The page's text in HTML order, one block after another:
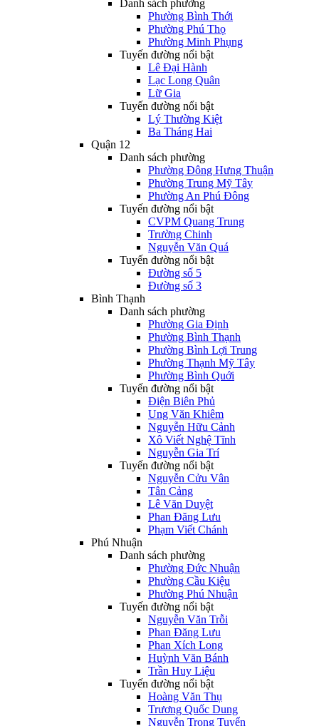
Danh sách phường
Phường Bình Thới
Phường Phú Thọ
Phường Minh Phụng
Tuyến đường nổi bật
Lê Đại Hành
Lạc Long Quân
Lữ Gia
Tuyến đường nổi bật
Lý Thường Kiệt
Ba Tháng Hai
Quận 12
Danh sách phường
Phường Đông Hưng Thuận
Phường Trung Mỹ Tây
Phường An Phú Đông
Tuyến đường nổi bật
CVPM Quang Trung
Trường Chinh
Nguyễn Văn Quá
Tuyến đường nổi bật
Đường số 5
Đường số 3
Bình Thạnh
Danh sách phường
Phường Gia Định
Phường Bình Thạnh
Phường Bình Lợi Trung
Phường Thạnh Mỹ Tây
Phường Bình Quới
Tuyến đường nổi bật
Điện Biên Phủ
Ung Văn Khiêm
Nguyễn Hữu Cảnh
Xô Viết Nghệ Tĩnh
Nguyễn Gia Trí
Tuyến đường nổi bật
Nguyễn Cửu Vân
Tân Cảng
Lê Văn Duyệt
Phan Đăng Lưu
Phạm Viết Chánh
Phú Nhuận
Danh sách phường
Phường Đức Nhuận
Phường Cầu Kiệu
Phường Phú Nhuận
Tuyến đường nổi bật
Nguyễn Văn Trỗi
Phan Đăng Lưu
Phan Xích Long
Huỳnh Văn Bánh
Trần Huy Liệu
Tuyến đường nổi bật
Hoàng Văn Thụ
Trương Quốc Dung
Nguyễn Trọng Tuyển